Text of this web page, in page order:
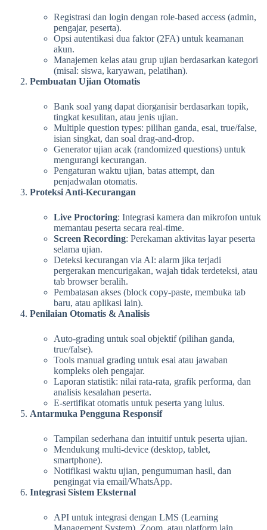
Registrasi dan login dengan role-based access (admin,
pengajar, peserta).
Opsi autentikasi dua faktor (2FA) untuk keamanan
akun.
Manajemen kelas atau grup ujian berdasarkan kategori
(misal: siswa, karyawan, pelatihan).
Pembuatan Ujian Otomatis
Bank soal yang dapat diorganisir berdasarkan topik,
tingkat kesulitan, atau jenis ujian.
Multiple question types: pilihan ganda, esai, true/false,
isian singkat, dan soal drag-and-drop.
Generator ujian acak (randomized questions) untuk
mengurangi kecurangan.
Pengaturan waktu ujian, batas attempt, dan
penjadwalan otomatis.
Proteksi Anti-Kecurangan
Live Proctoring: Integrasi kamera dan mikrofon untuk
memantau peserta secara real-time.
Screen Recording: Perekaman aktivitas layar peserta
selama ujian.
Deteksi kecurangan via AI: alarm jika terjadi
pergerakan mencurigakan, wajah tidak terdeteksi, atau
tab browser beralih.
Pembatasan akses (block copy-paste, membuka tab
baru, atau aplikasi lain).
Penilaian Otomatis & Analisis
Auto-grading untuk soal objektif (pilihan ganda,
true/false).
Tools manual grading untuk esai atau jawaban
kompleks oleh pengajar.
Laporan statistik: nilai rata-rata, grafik performa, dan
analisis kesalahan peserta.
E-sertifikat otomatis untuk peserta yang lulus.
Antarmuka Pengguna Responsif
Tampilan sederhana dan intuitif untuk peserta ujian.
Mendukung multi-device (desktop, tablet,
smartphone).
Notifikasi waktu ujian, pengumuman hasil, dan
pengingat via email/WhatsApp.
Integrasi Sistem Eksternal
API untuk integrasi dengan LMS (Learning
Management System), Zoom, atau platform lain.